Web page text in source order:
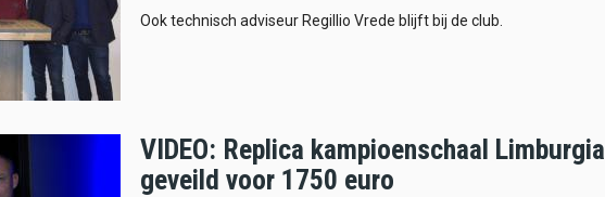
Ook technisch adviseur Regillio Vrede blijft bij de club.
VIDEO: Replica kampioenschaal Limburgia
geveild voor 1750 euro